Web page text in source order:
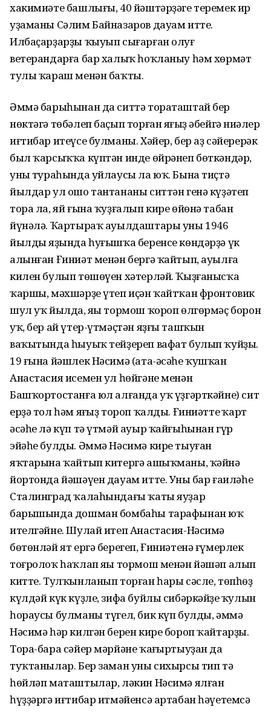
хакимиәте башлығы, 40 йәштәрҙәге теремек ир
уҙаманы Сәлим Байназаров дауам итте.
Илбаҫарҙарҙы ҡыуып сығарған олуғ
ветерандарға бар халыҡ һоҡланыу һәм хөрмәт
тулы ҡараш менән баҡты.
Әммә барыһынан да ситтә тораташтай бер
нөктәгә төбәлеп баҫып торған яңғыҙ әбейгә ниңәлер
иғтибар итеүсе булманы. Хәйер, бер аҙ сәйерерәк
был ҡарсыҡҡа күптән инде өйрәнеп бөткәндәр,
уның тураһында уйлаусы ла юҡ. Бына тиҫтә
йылдар ул ошо тантананы ситтән генә күҙәтеп
тора ла, яй ғына ҡуҙғалып кире өйөнә табан
йүнәлә. Ҡартыраҡ ауылдаштары уны 1946
йылдың яҙында һуғышҡа беренсе көндәрҙә үк
алынған Ғиниәт менән бергә ҡайтып, ауылға
килен булып төшөүен хәтерләй. Ҡыҙғанысҡа
ҡаршы, мәхшәрҙе үтеп иҫән ҡайтҡан фронтовик
шул уҡ йылда, яңы тормош ҡороп өлгөрмәҫ борон
уҡ, бер ай үтер-үтмәҫтән яҙғы ташҡын
ваҡытында һыуыҡ тейҙереп вафат булып ҡуйҙы.
19 ғына йәшлек Нәсимә (ата-әсәһе ҡушҡан
Анастасия исемен ул һөйгәне менән
Башҡортостанға юл алғанда уҡ үҙгәрткәйне) сит
ерҙә тол һәм яңғыҙ тороп ҡалды. Ғиниәттең ҡарт
әсәһе лә күп тә үтмәй ауыр ҡайғыһынан гүр
эйәһе булды. Әммә Нәсимә кире тыуған
яҡтарына ҡайтып китергә ашыҡманы, ҡәйнә
йортонда йәшәүен дауам итте. Уның бар ғаиләһе
Сталинград ҡалаһындағы ҡаты яуҙар
барышында дошман бомбаһы тарафынан юҡ
ителгәйне. Шулай итеп Анастасия-Нәсимә
бөтөнләй ят ергә берегеп, Ғиниәтенә ғүмерлек
тоғролоҡ һаҡлап яңы тормош менән йәшәп алып
китте. Тулҡынланып торған һары сәсле, төпһөҙ
күлдәй күк күҙле, зифа буйлы сибәркәйҙең ҡулын
һораусы булманы түгел, бик күп булды, әммә
Нәсимә һәр килгән берен кире бороп ҡайтарҙы.
Тора-бара сәйер мәрйәне ҡаңғыртыуҙан да
туҡтанылар. Бер заман уны сихырсы тип тә
һөйләп маташтылар, ләкин Нәсимә ялған
һүҙҙәргә иғтибар итмәйенсә артабан һәүетемсә